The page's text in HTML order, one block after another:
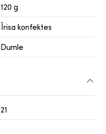
120 g
Īrisa konfektes
Dumle
21